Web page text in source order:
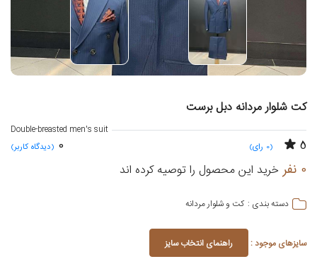
کت شلوار مردانه دبل برست
Double-breasted men's suit
5 (0 رای) 0 (دیدگاه کاربر)
0 نفر خرید این محصول را توصیه کرده اند
دسته بندی : کت و شلوار مردانه
سایزهای موجود : راهنمای انتخاب سایز